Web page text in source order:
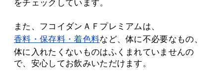
をチェックしています。
また、フコイダンＡＦプレミアムは、
香料・保存料・着色料など、体に不必要なもの、
体に入れたくないものはふくまれていませんの
で、安心してお飲みいただけます。